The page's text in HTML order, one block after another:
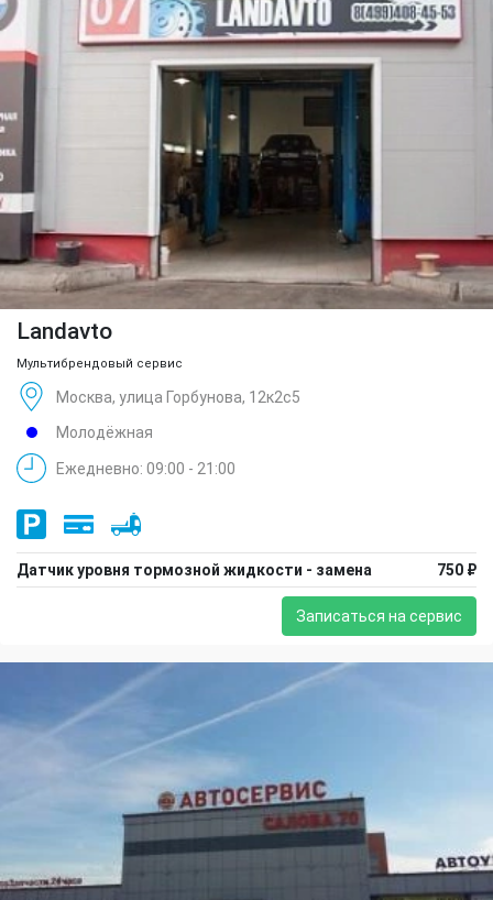
Landavto
Мультибрендовый сервис
Москва, улица Горбунова, 12к2с5
Молодёжная
Ежедневно: 09:00 - 21:00
Датчик уровня тормозной жидкости - замена 750 ₽
Записаться на сервис